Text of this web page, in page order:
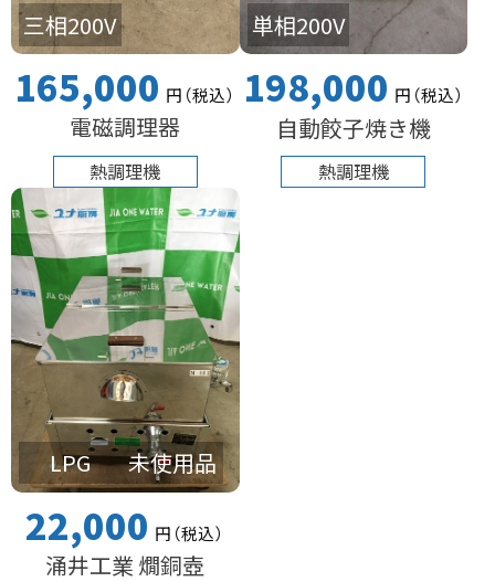
三相200V
165,000 円（税込）
電磁調理器
熱調理機
単相200V
198,000 円（税込）
自動餃子焼き機
熱調理機
未使用品
LPG
22,000 円（税込）
涌井工業 燗銅壺